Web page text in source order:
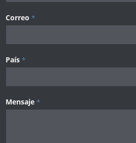
Correo *
País *
Mensaje *